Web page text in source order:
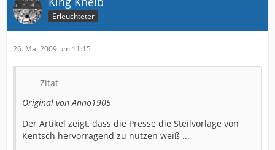
Erleuchteter
26. Mai 2009 um 11:15
Zitat
Original von Anno1905
Der Artikel zeigt, dass die Presse die Steilvorlage von
Kentsch hervorragend zu nutzen weiß ...